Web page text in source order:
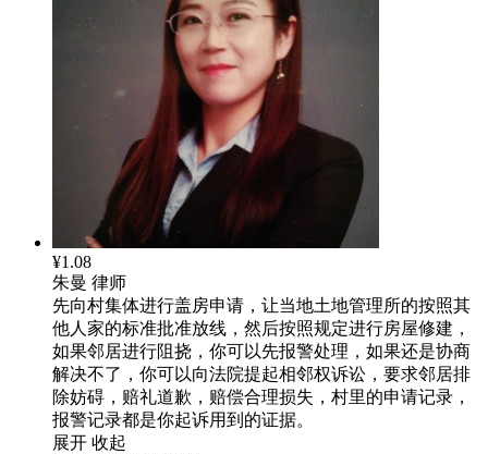
¥1.08
朱曼 律师
先向村集体进行盖房申请，让当地土地管理所的按照其
他人家的标准批准放线，然后按照规定进行房屋修建，
如果邻居进行阻挠，你可以先报警处理，如果还是协商
解决不了，你可以向法院提起相邻权诉讼，要求邻居排
除妨碍，赔礼道歉，赔偿合理损失，村里的申请记录，
报警记录都是你起诉用到的证据。
展开 收起